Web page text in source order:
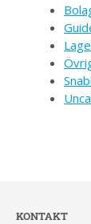
KONTAKT